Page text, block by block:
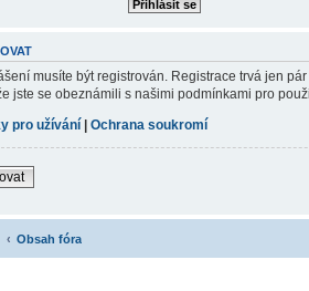
musíte být registrován. Registrace trvá jen
jste se obeznámili s našimi podmínkami pro
pro užívání
Ochrana soukromí
Obsah fóra